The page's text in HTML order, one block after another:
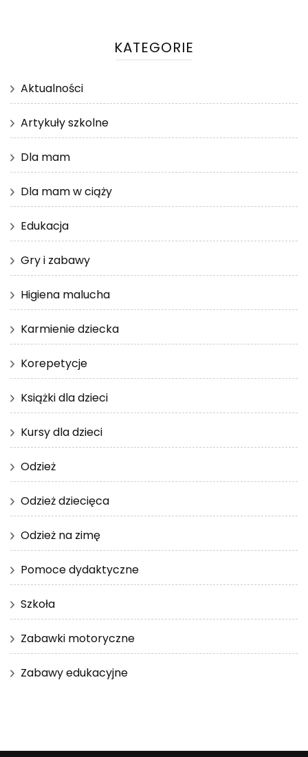
KATEGORIE
Aktualności
Artykuły szkolne
Dla mam
Dla mam w ciąży
Edukacja
Gry i zabawy
Higiena malucha
Karmienie dziecka
Korepetycje
Książki dla dzieci
Kursy dla dzieci
Odzież
Odzież dziecięca
Odzież na zimę
Pomoce dydaktyczne
Szkoła
Zabawki motoryczne
Zabawy edukacyjne